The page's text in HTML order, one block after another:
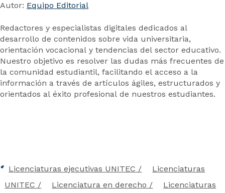
Autor: Equipo Editorial
Redactores y especialistas digitales dedicados al
desarrollo de contenidos sobre vida universitaria,
orientación vocacional y tendencias del sector educativo.
Nuestro objetivo es resolver las dudas más frecuentes de
la comunidad estudiantil, facilitando el acceso a la
información a través de artículos ágiles, estructurados y
orientados al éxito profesional de nuestros estudiantes.
Licenciaturas ejecutivas UNITEC
Licenciaturas
UNITEC
Licenciatura en derecho
Licenciaturas